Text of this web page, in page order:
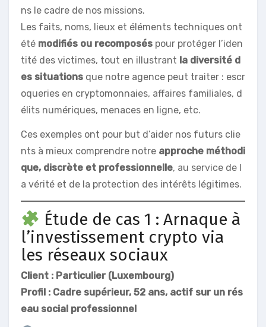
ns le cadre de nos missions.
Les faits, noms, lieux et éléments techniques ont
été modifiés ou recomposés pour protéger l’iden
tité des victimes, tout en illustrant la diversité d
es situations que notre agence peut traiter : escr
oqueries en cryptomonnaies, affaires familiales, d
élits numériques, menaces en ligne, etc.
Ces exemples ont pour but d’aider nos futurs clie
nts à mieux comprendre notre approche méthodi
que, discrète et professionnelle, au service de l
a vérité et de la protection des intérêts légitimes.
Étude de cas 1 : Arnaque à
l’investissement crypto via
les réseaux sociaux
Client : Particulier (Luxembourg)
Profil : Cadre supérieur, 52 ans, actif sur un rés
eau social professionnel